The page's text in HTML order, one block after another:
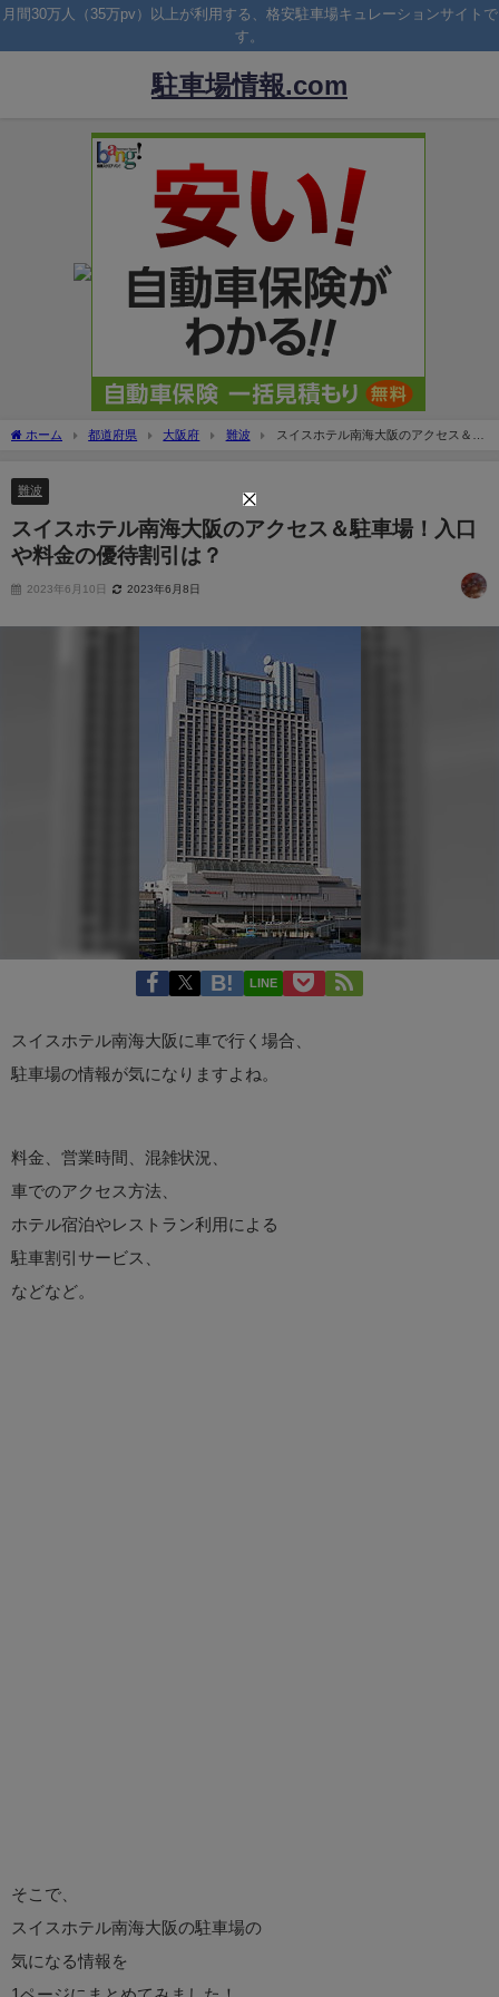
月間30万人（35万pv）以上が利用する、格安駐車場キュレーションサイトで
す。
駐車場情報.com
ホーム 都道府県 大阪府 難波
スイスホテル南海大阪のアクセス＆駐
難波
スイスホテル南海大阪のアクセス＆駐車場！入口
や料金の優待割引は？
2023年6月10日 2023年6月8日
LINE
スイスホテル南海大阪に車で行く場合、
駐車場の情報が気になりますよね。
料金、営業時間、混雑状況、
車でのアクセス方法、
ホテル宿泊やレストラン利用による
駐車割引サービス、
などなど。
そこで、
スイスホテル南海大阪の駐車場の
気になる情報を